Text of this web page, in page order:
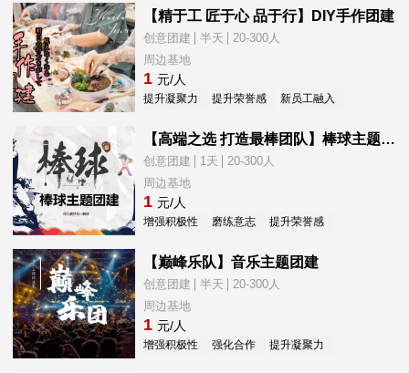
【精于工 匠于心 品于行】DIY手作团建
创意团建 半天
20-300人
周边基地
1 元/人
提升凝聚力 提升荣誉感 新员工融入
【高端之选 打造最棒团队】棒球主题团建
创意团建 1天
20-300人
周边基地
1 元/人
增强积极性 磨练意志 提升荣誉感
【巅峰乐队】音乐主题团建
创意团建 半天
20-300人
周边基地
1 元/人
增强积极性 强化合作 提升凝聚力